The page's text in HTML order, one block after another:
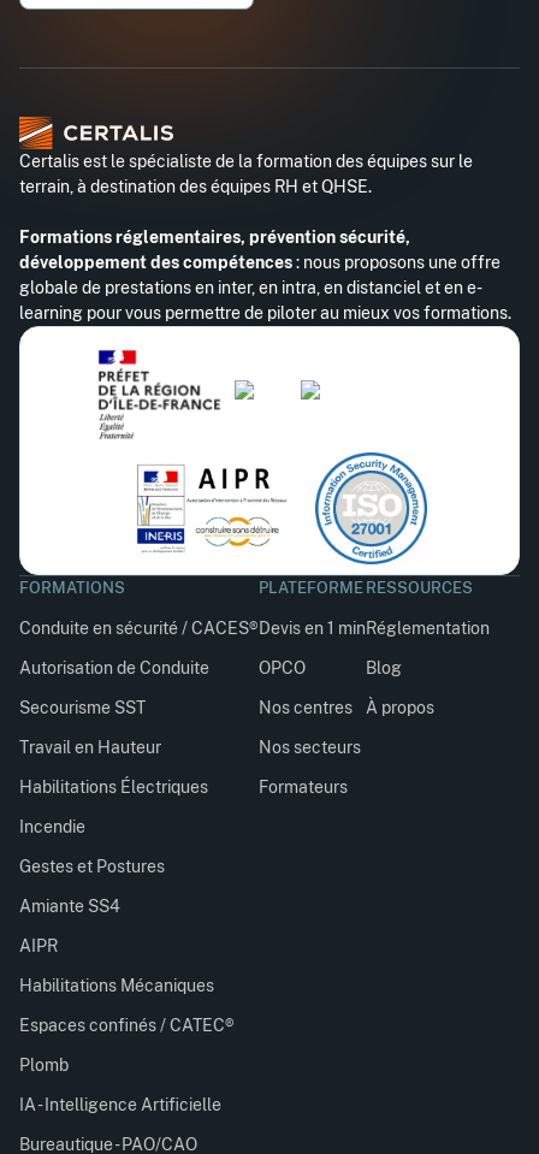
Certalis est le spécialiste de la formation des équipes sur le
terrain, à destination des équipes RH et QHSE.
Formations réglementaires, prévention sécurité,
développement des compétences: nous proposons une offre
globale de prestations en inter, en intra, en distanciel et en e-
learning pour vous permettre de piloter au mieux vos formations.
FORMATIONS
Conduite en sécurité / CACES®
Autorisation de Conduite
Secourisme SST
Travail en Hauteur
Habilitations Électriques
Incendie
Gestes et Postures
Amiante SS4
AIPR
Habilitations Mécaniques
Espaces confinés / CATEC®
Plomb
IA - Intelligence Artificielle
Bureautique - PAO/CAO
PLATEFORME
Devis en 1 min
OPCO
Nos centres
Nos secteurs
Formateurs
RESSOURCES
Réglementation
Blog
À propos